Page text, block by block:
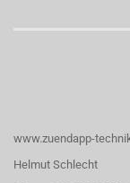
www.zuendapp-
Helmut Schlecht